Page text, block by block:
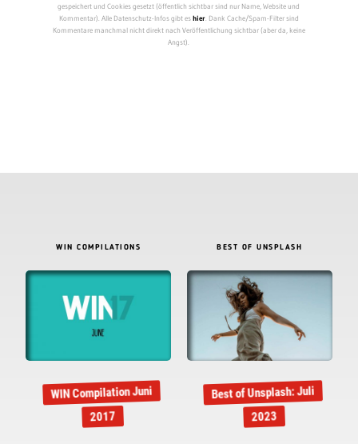
gespeichert und Cookies gesetzt (öffentlich sichtbar sind nur Name, Website und
Kommentar). Alle Datenschutz-Infos gibt eshier. Dank Cache/Spam-Filter sind
Kommentare manchmal nicht direkt nach Veröffentlichung sichtbar (aber da, keine
Angst).
WIN COMPILATIONS
WIN Compilation Juni
2017
BEST OF UNSPLASH
Best of Unsplash: Juli
2023